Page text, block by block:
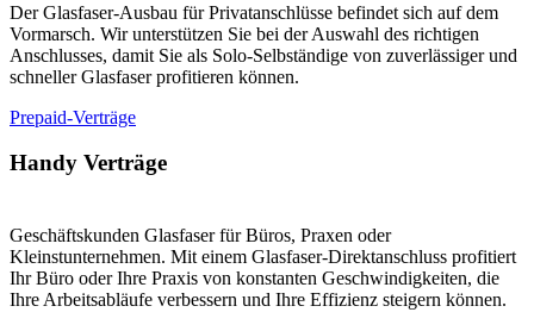
Der Glasfaser-Ausbau für Privatanschlüsse befindet sich auf dem
Vormarsch. Wir unterstützen Sie bei der Auswahl des richtigen
Anschlusses, damit Sie als Solo-Selbständige von zuverlässiger und
schneller Glasfaser profitieren können.
Prepaid-Verträge
Handy Verträge
Geschäftskunden Glasfaser für Büros, Praxen oder
Kleinstunternehmen. Mit einem Glasfaser-Direktanschluss profitiert
Ihr Büro oder Ihre Praxis von konstanten Geschwindigkeiten, die
Ihre Arbeitsabläufe verbessern und Ihre Effizienz steigern können.